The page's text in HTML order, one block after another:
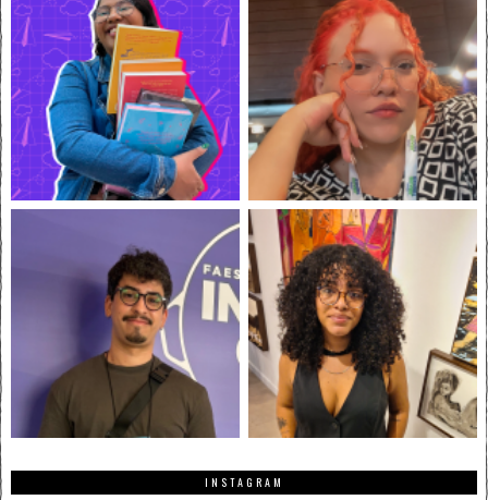
INSTAGRAM